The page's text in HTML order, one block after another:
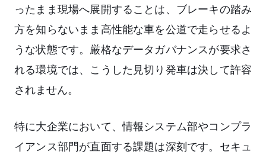
ったまま現場へ展開することは、ブレーキの踏み
方を知らないまま高性能な車を公道で走らせるよ
うな状態です。厳格なデータガバナンスが要求さ
れる環境では、こうした見切り発車は決して許容
されません。
特に大企業において、情報システム部やコンプラ
イアンス部門が直面する課題は深刻です。セキュ